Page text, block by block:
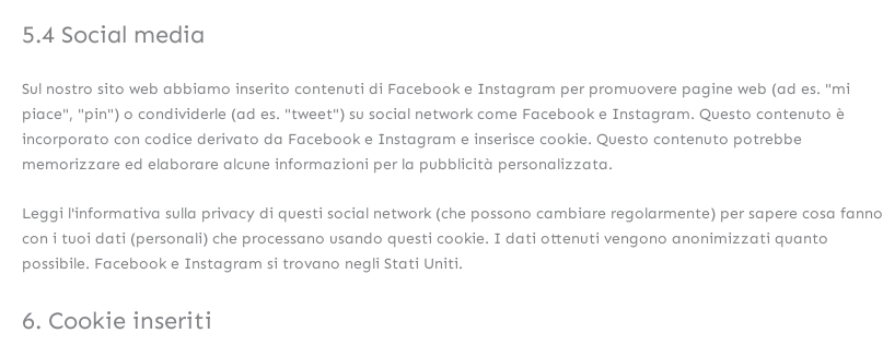
5.4 Social media
Sul nostro sito web abbiamo inserito contenuti di Facebook e Instagram per promuovere pagine web (ad es. "mi
piace", "pin") o condividerle (ad es. "tweet") su social network come Facebook e Instagram. Questo contenuto è
incorporato con codice derivato da Facebook e Instagram e inserisce cookie. Questo contenuto potrebbe
memorizzare ed elaborare alcune informazioni per la pubblicità personalizzata.
Leggi l'informativa sulla privacy di questi social network (che possono cambiare regolarmente) per sapere cosa fanno
con i tuoi dati (personali) che processano usando questi cookie. I dati ottenuti vengono anonimizzati quanto
possibile. Facebook e Instagram si trovano negli Stati Uniti.
6. Cookie inseriti